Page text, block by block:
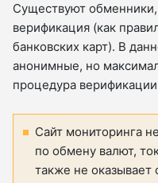
Существуют обменники,
верификация (как
банковских карт). В
анонимные, но
процедура
Сайт мониторинга
по обмену валют,
также не оказывает